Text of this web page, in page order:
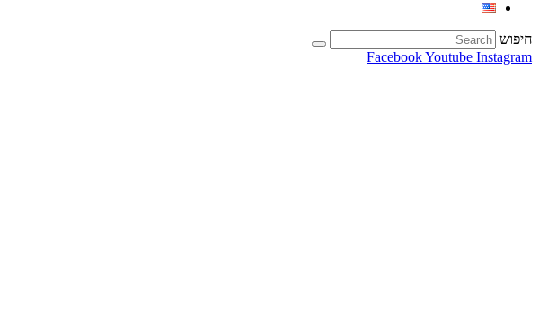
חיפוש
FacebookYoutube Instagram